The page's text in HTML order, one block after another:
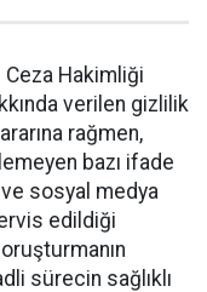
Hakimliği
verilen gizlilik
rağmen,
bazı ifade
sosyal medya
edildiği
sürecin sağlıklı